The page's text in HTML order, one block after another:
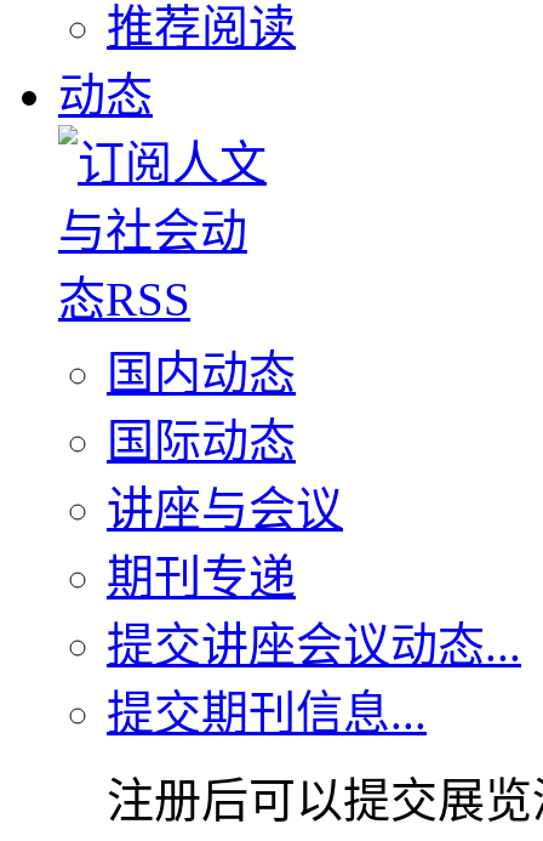
推荐阅读
动态
国内动态
国际动态
讲座与会议
期刊专递
提交讲座会议动态...
提交期刊信息...
注册后可以提交展